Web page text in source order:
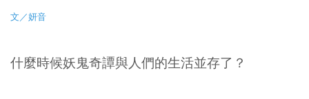
文／妍音
什麼時候妖鬼奇譚與人們的生活並存了？